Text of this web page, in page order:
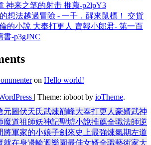
神来之笔的射击 推薦-p2lpY3
想法越過冒險 - 一千，醒來鼠標！ 交貨
的小說 大奉打更人 賣報小郎君- 第一百
-p3gJNC
on Hello world!
| Theme: ioboot by ioTheme.
元圖伏天氏武煉巔峰大奉打更人 豪婿武神
魔道祖師妖神記聖墟小說推薦全職法師逆
將軍家的小娘子劍來史上最強煉氣期左道
就在身邊輪迴樂園最佳女婿全職藝術家大